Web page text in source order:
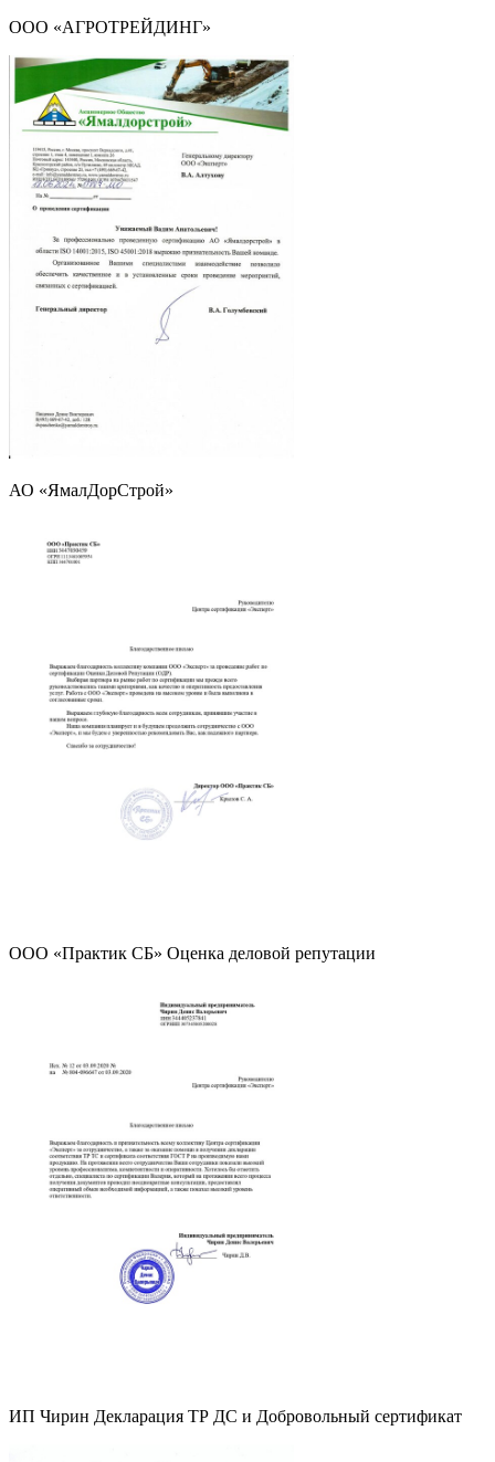
ООО «АГРОТРЕЙДИНГ»
АО «ЯмалДорСтрой»
ООО «Практик СБ» Оценка деловой репутации
ИП Чирин Декларация ТР ДС и Добровольный сертификат